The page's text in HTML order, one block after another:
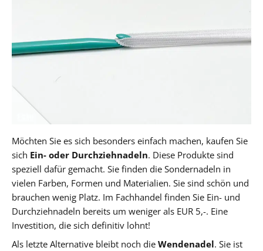
Möchten Sie es sich besonders einfach machen, kaufen Sie
sich Ein- oder Durchziehnadeln. Diese Produkte sind
speziell dafür gemacht. Sie finden die Sondernadeln in
vielen Farben, Formen und Materialien. Sie sind schön und
brauchen wenig Platz. Im Fachhandel finden Sie Ein- und
Durchziehnadeln bereits um weniger als EUR 5,-. Eine
Investition, die sich definitiv lohnt!
Als letzte Alternative bleibt noch die Wendenadel. Sie ist